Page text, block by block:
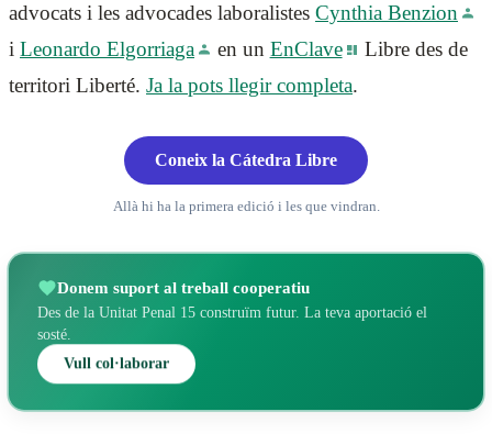
advocats i les advocades laboralistes Cynthia Benzion
i Leonardo Elgorriaga en un EnClave
Libre des de
territori Liberté. Ja la pots llegir completa.
Coneix la Cátedra Libre
Allà hi ha la primera edició i les que vindran.
Donem suport al treball cooperatiu
Des de la Unitat Penal 15 construïm futur. La teva aportació el
sosté.
Vull col·laborar